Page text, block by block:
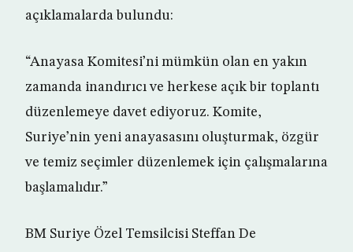
açıklamalarda bulundu:
“Anayasa Komitesi’ni mümkün olan en yakın
zamanda inandırıcı ve herkese açık bir toplantı
düzenlemeye davet ediyoruz. Komite,
Suriye’nin yeni anayasasını oluşturmak, özgür
ve temiz seçimler düzenlemek için çalışmalarına
başlamalıdır.”
BM Suriye Özel Temsilcisi Steffan De